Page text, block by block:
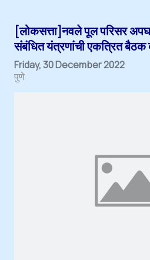
[लोकसत्ता]नवले पूल परिसर
संबंधित यंत्रणांची एकत्रित बैठक
Friday, 30 December 2022
पुणे